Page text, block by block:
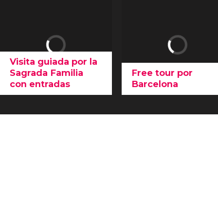
Visita guiada por la
Sagrada Familia
con entradas
Free tour por
Barcelona